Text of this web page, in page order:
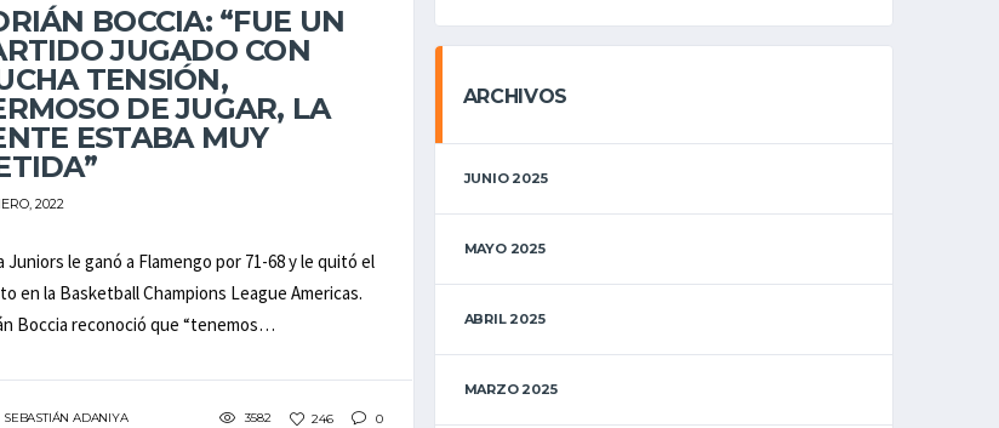
BOCCIA: “FUE UN
JUGADO CON
TENSIÓN,
DE JUGAR, LA
ESTABA MUY
2022
Juniors le ganó a Flamengo por 71-68 y le quitó el
en la Basketball Champions League Americas.
Boccia reconoció que “tenemos…
SEBASTIÁN ADANIYA 3582 246 0
ARCHIVOS
JUNIO 2025
MAYO 2025
ABRIL 2025
MARZO 2025